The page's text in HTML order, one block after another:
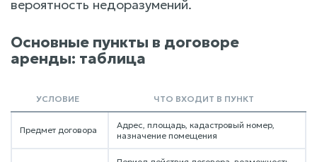
вероятность недоразумений.
Основные пункты в договоре
аренды: таблица
УСЛОВИЕ ЧТО ВХОДИТ В ПУНКТ
Предмет договора
Адрес, площадь, кадастровый номер,
назначение помещения